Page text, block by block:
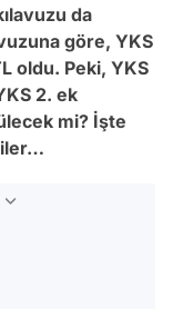
da
göre, YKS
oldu. Peki, YKS
2. ek
mi? İşte